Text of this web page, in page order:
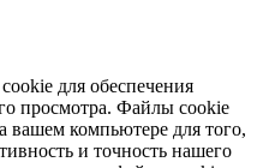
для обеспечения
просмотра. Файлы cookie
компьютере для того,
и точность нашего